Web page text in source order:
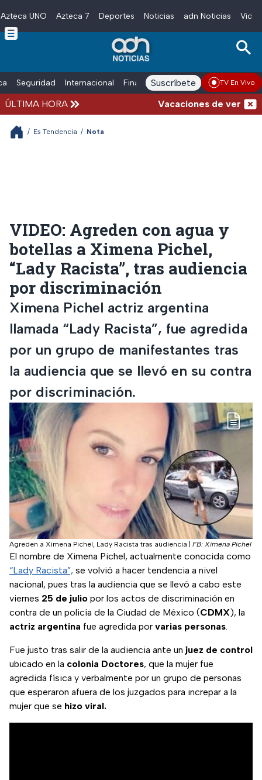
Skip to main content
Azteca UNO Azteca 7 Deportes Noticias adn Noticias
Seguridad Internacional Finanzas adn Noticias Radio
Suscríbete TV En Vivo
ÚLTIMA HORA Vacaciones de verano
/ Es Tendencia / Nota
VIDEO: Agreden con agua y
botellas a Ximena Pichel,
“Lady Racista”, tras audiencia
por discriminación
Ximena Pichel actriz argentina
llamada “Lady Racista”, fue agredida
por un grupo de manifestantes tras
la audiencia que se llevó en su contra
por discriminación.
Agreden a Ximena Pichel, Lady Racista tras audiencia FB: Ximena Pichel
El nombre de Ximena Pichel, actualmente conocida como
“Lady Racista”, se volvió a hacer tendencia a nivel
nacional, pues tras la audiencia que se llevó a cabo este
viernes 25 de julio por los actos de discriminación en
contra de un policía de la Ciudad de México (CDMX), la
actriz argentina fue agredida por varias personas.
Fue justo tras salir de la audiencia ante un juez de control
ubicado en la colonia Doctores, que la mujer fue
agredida física y verbalmente por un grupo de personas
que esperaron afuera de los juzgados para increpar a la
mujer que se hizo viral.